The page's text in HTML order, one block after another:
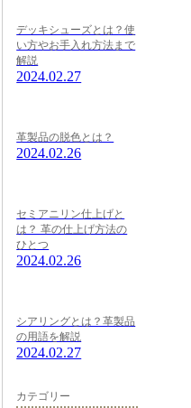
デッキシューズとは？使
い方やお手入れ方法まで
解説
2024.02.27
革製品の脱色とは？
2024.02.26
セミアニリン仕上げと
は？ 革の仕上げ方法の
ひとつ
2024.02.26
シアリングとは？革製品
の用語を解説
2024.02.27
カテゴリー